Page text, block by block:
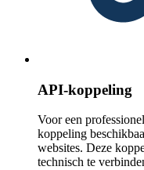
API-koppeling
Voor een
koppeling
websites. Deze
technisch te